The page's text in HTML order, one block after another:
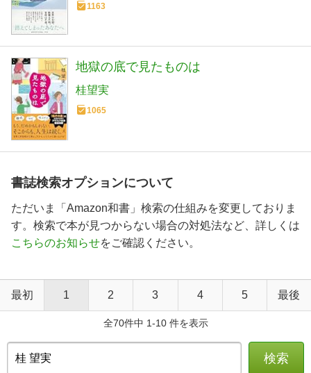
1163
地獄の底で見たものは
桂望実
1065
書誌検索オプションについて
ただいま「Amazon和書」検索の仕組みを変更しておりま
す。検索で本が見つからない場合の対処法など、詳しくは
こちらのお知らせをご確認ください。
最初 1 2 3 4 5 最後
全70件中 1-10 件を表示
検索